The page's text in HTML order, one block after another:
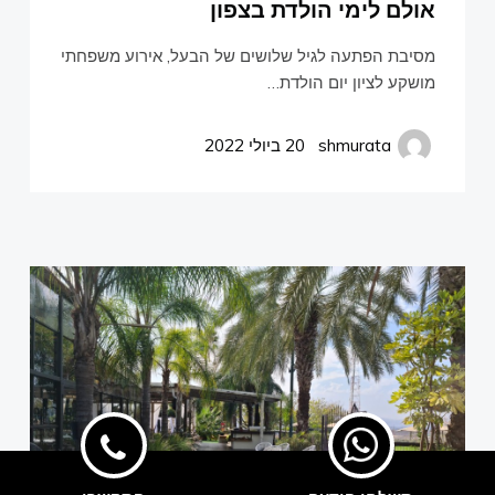
אולם לימי הולדת בצפון
מסיבת הפתעה לגיל שלושים של הבעל, אירוע משפחתי
מושקע לציון יום הולדת…
shmurata 20 ביולי 2022
Facebook
©2022 בניית אתרים
סרטונים
אודות
צור קשר
שמורתה